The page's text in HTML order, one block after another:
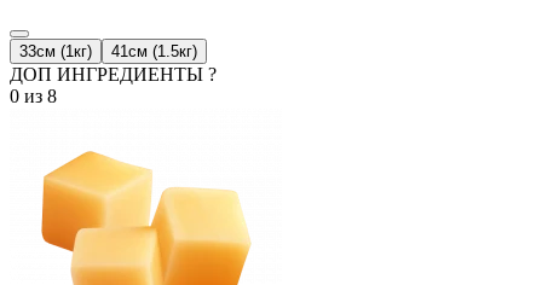
33см (1кг) 41см (1.5кг)
ДОП ИНГРЕДИЕНТЫ ?
0 из 8